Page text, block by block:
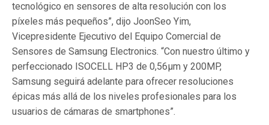
tecnológico en sensores de alta resolución con los
píxeles más pequeños”, dijo JoonSeo Yim,
Vicepresidente Ejecutivo del Equipo Comercial de
Sensores de Samsung Electronics. “Con nuestro último y
perfeccionado ISOCELL HP3 de 0,56μm y 200MP,
Samsung seguirá adelante para ofrecer resoluciones
épicas más allá de los niveles profesionales para los
usuarios de cámaras de smartphones”.